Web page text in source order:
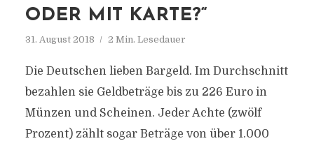
ODER MIT KARTE?“
31. August 2018 2 Min. Lesedauer
Die Deutschen lieben Bargeld. Im Durchschnitt
bezahlen sie Geldbeträge bis zu 226 Euro in
Münzen und Scheinen. Jeder Achte (zwölf
Prozent) zählt sogar Beträge von über 1.000